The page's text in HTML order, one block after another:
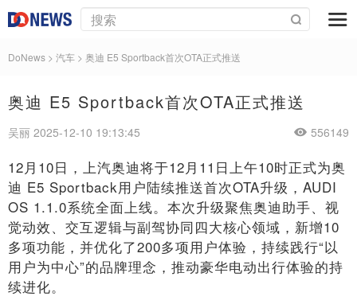
DoNews > 汽车 > 奥迪 E5 Sportback首次OTA正式推送
奥迪 E5 Sportback首次OTA正式推送
吴丽 2025-12-10 19:13:45 556149
12月10日，上汽奥迪将于12月11日上午10时正式为奥
迪 E5 Sportback用户陆续推送首次OTA升级，AUDI
OS 1.1.0系统全面上线。本次升级聚焦奥迪助手、视
觉动效、交互逻辑与副驾协同四大核心领域，新增10
多项功能，并优化了200多项用户体验，持续践行“以
用户为中心”的品牌理念，推动豪华电动出行体验的持
续进化。